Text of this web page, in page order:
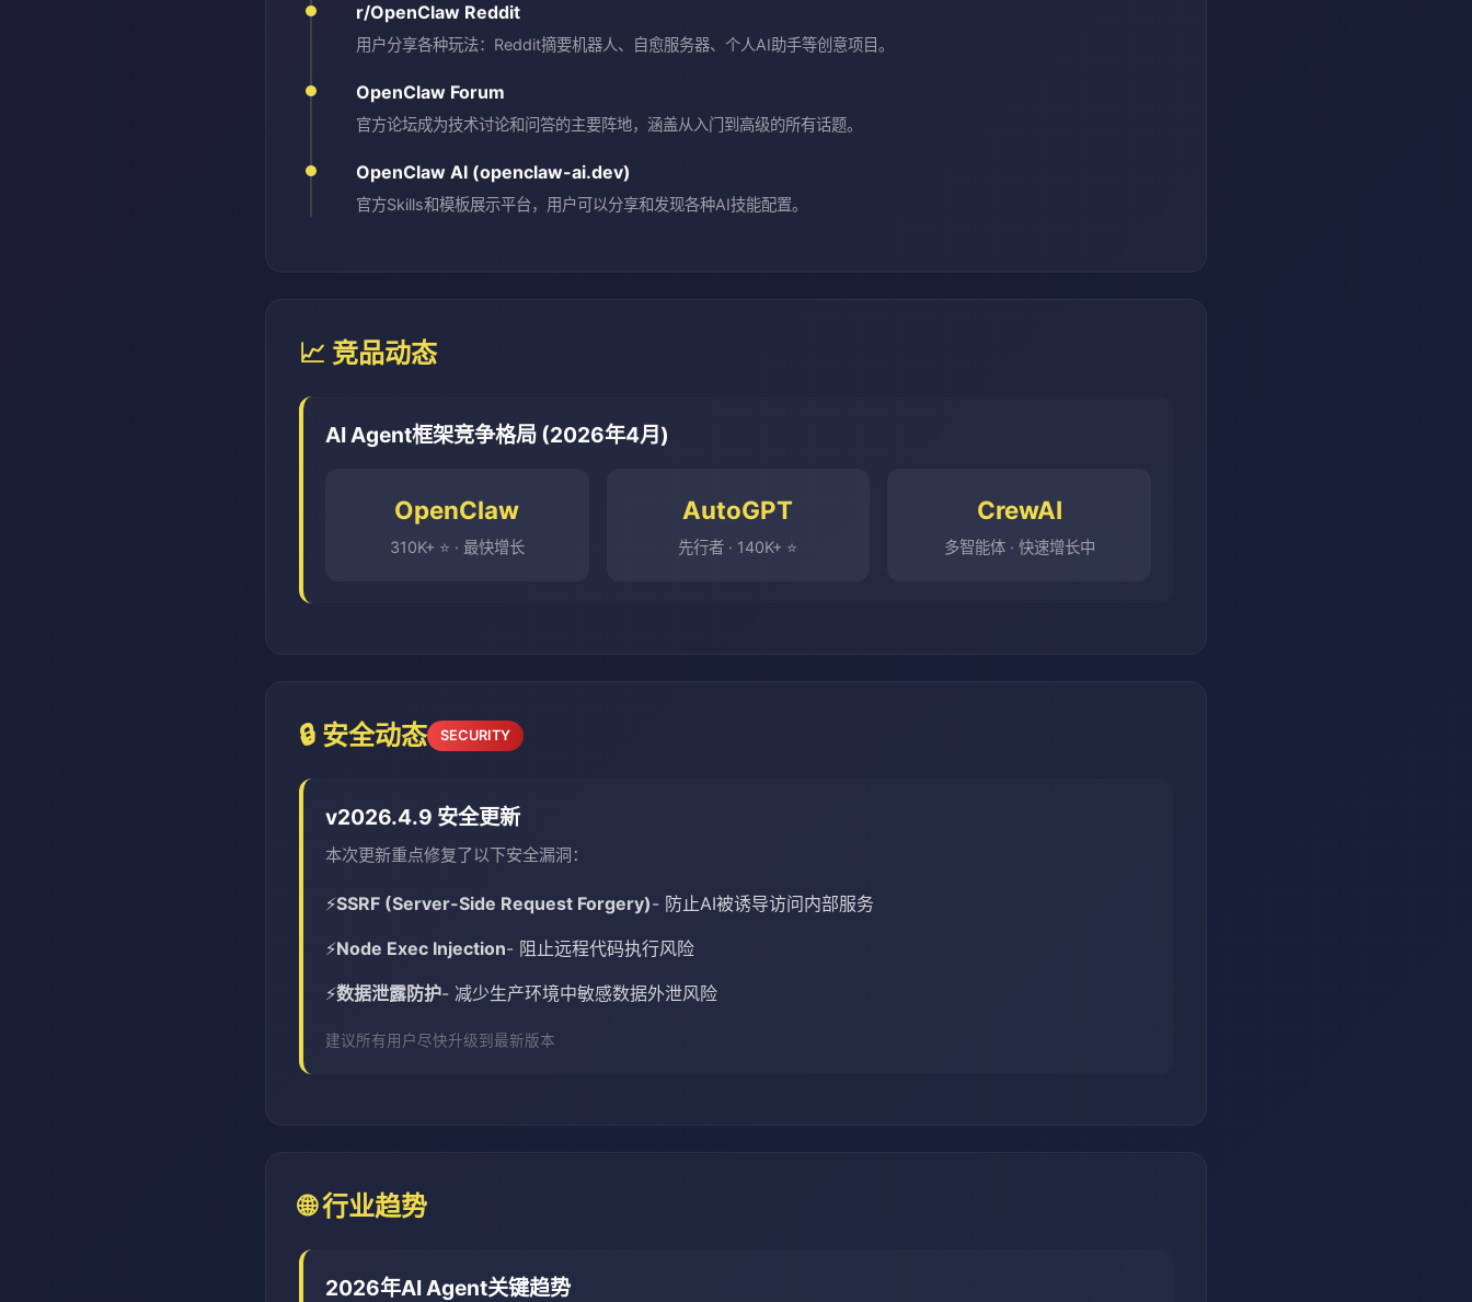
r/OpenClaw Reddit
用户分享各种玩法：Reddit摘要机器人、自愈服务器、个人AI助手等创意项目。
OpenClaw Forum
官方论坛成为技术讨论和问答的主要阵地，涵盖从入门到高级的所有话题。
OpenClaw AI (openclaw-ai.dev)
官方Skills和模板展示平台，用户可以分享和发现各种AI技能配置。
📈 竞品动态
AI Agent框架竞争格局 (2026年4月)
OpenClaw
310K+ ⭐ · 最快增长
AutoGPT
先行者 · 140K+ ⭐
CrewAI
多智能体 · 快速增长中
🔒 安全动态 SECURITY
v2026.4.9 安全更新
本次更新重点修复了以下安全漏洞：
SSRF (Server-Side Request Forgery)- 防止AI被诱导访问内部服务
Node Exec Injection- 阻止远程代码执行风险
数据泄露防护- 减少生产环境中敏感数据外泄风险
建议所有用户尽快升级到最新版本
🌐 行业趋势
2026年AI Agent关键趋势